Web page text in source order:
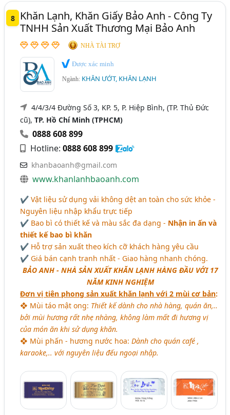
8
Khăn Lạnh, Khăn Giấy Bảo Anh - Công Ty
TNHH Sản Xuất Thương Mại Bảo Anh
NHÀ TÀI TRỢ
Được xác minh
Ngành: KHĂN ƯỚT, KHĂN LẠNH
4/4/3/4 Đường Số 3, KP. 5, P. Hiệp Bình, (TP. Thủ Đức
cũ),TP. Hồ Chí Minh (TPHCM)
0888 608 899
Hotline:0888 608 899
khanbaoanh@gmail.com
www.khanlanhbaoanh.com
✔ Vật liệu sử dụng vải không dệt an toàn cho sức khỏe -
Nguyên liệu nhập khẩu trực tiếp
✔ Bao bì có thiết kế và màu sắc đa dạng - Nhận in ấn và
thiết kế bao bì khăn
✔ Hỗ trợ sản xuất theo kích cỡ khách hàng yêu cầu
✔ Giá bán cạnh tranh nhất - Giao hàng nhanh chóng.
BẢO ANH - NHÀ SẢN XUẤT KHĂN LẠNH HÀNG ĐẦU VỚI 17
NĂM KINH NGHIỆM
Đơn vị tiên phong sản xuất khăn lạnh với 2 mùi cơ bản:
❖ Mùi táo mật ong: Thiết kế dành cho nhà hàng, quán ăn,..
bởi mùi hương rất nhẹ nhàng, không làm mất đi hương vị
của món ăn khi sử dụng khăn.
❖ Mùi phấn - hương nước hoa:Dành cho quán café ,
karaoke,.. với nguyên liệu đếu ngoại nhập.